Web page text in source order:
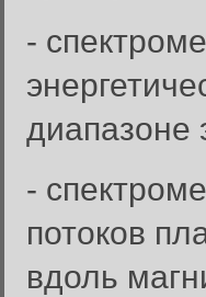
-
диапазоне
-
потоков
вдоль